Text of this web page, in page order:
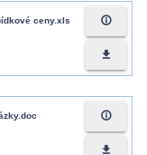
ceny.xls info_outline
file_download
info_outline
file_download